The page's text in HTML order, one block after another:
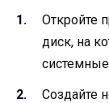
Откройте
диск, на
Создайте